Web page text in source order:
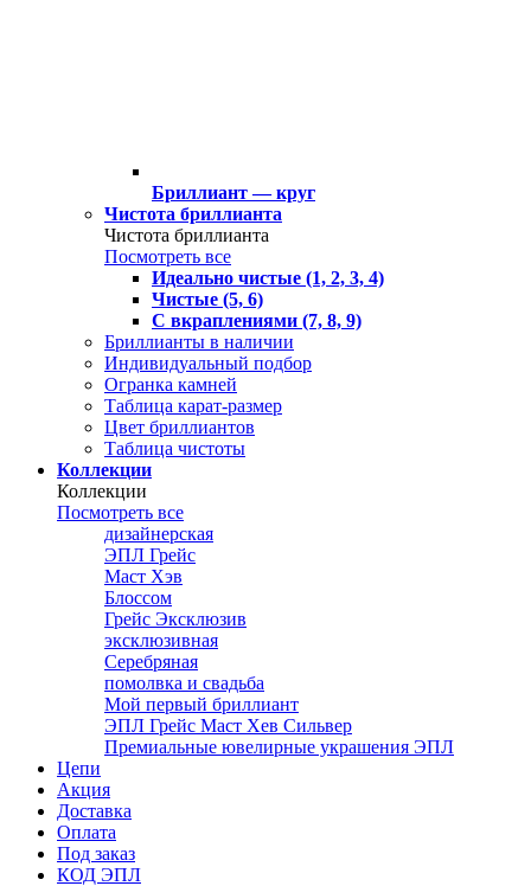
Бриллиант — круг
Чистота бриллианта
Чистота бриллианта
Посмотреть все
Идеально чистые (1, 2, 3, 4)
Чистые (5, 6)
С вкраплениями (7, 8, 9)
Бриллианты в наличии
Индивидуальный подбор
Огранка камней
Таблица карат-размер
Цвет бриллиантов
Таблица чистоты
Коллекции
Коллекции
Посмотреть все
дизайнерская
ЭПЛ Грейс
Маст Хэв
Блоссом
Грейс Эксклюзив
эксклюзивная
Серебряная
помолвка и свадьба
Мой первый бриллиант
ЭПЛ Грейс Маст Хев Сильвер
Премиальные ювелирные украшения ЭПЛ
Цепи
Акция
Доставка
Оплата
Под заказ
КОД ЭПЛ